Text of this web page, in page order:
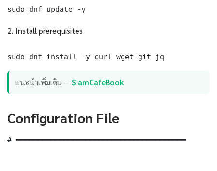
sudo dnf update -y
2. Install prerequisites
sudo dnf install -y curl wget git jq
แนะนำเพิ่มเติม —SiamCafeBook
Configuration File
# ═══════════════════════════════════════